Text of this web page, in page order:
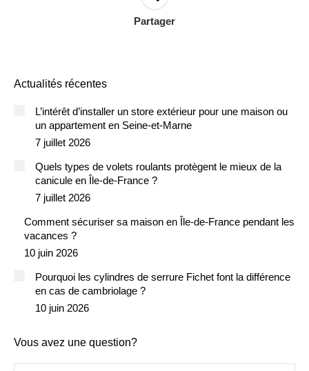
Partager
Actualités récentes
L’intérêt d’installer un store extérieur pour une maison ou
un appartement en Seine-et-Marne
7 juillet 2026
Quels types de volets roulants protègent le mieux de la
canicule en Île-de-France ?
7 juillet 2026
Comment sécuriser sa maison en Île-de-France pendant les
vacances ?
10 juin 2026
Pourquoi les cylindres de serrure Fichet font la différence
en cas de cambriolage ?
10 juin 2026
Vous avez une question?